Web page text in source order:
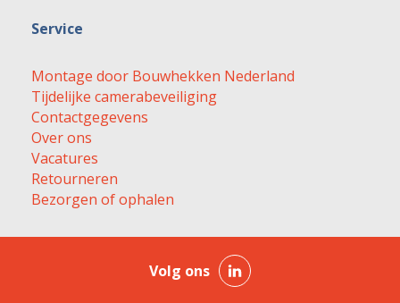
Service
Montage door Bouwhekken Nederland
Tijdelijke camerabeveiliging
Contactgegevens
Over ons
Vacatures
Retourneren
Bezorgen of ophalen
Volg ons